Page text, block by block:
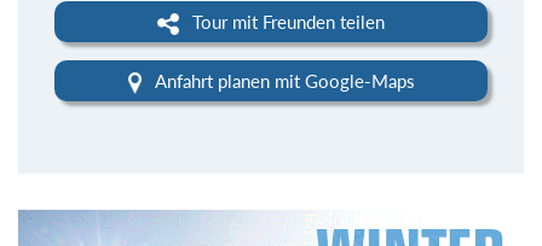
Tour mit Freunden teilen
Anfahrt planen mit Google-Maps